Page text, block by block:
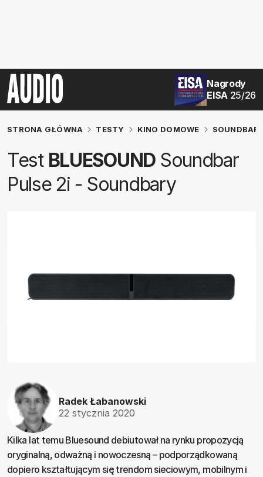
Nagrody
EISA 25/26
STRONA GŁÓWNA TESTY KINO DOMOWE
Test BLUESOUND Soundbar
Pulse 2i - Soundbary
Radek Łabanowski
22 stycznia 2020
Kilka lat temu Bluesound debiutował na rynku propozycją
oryginalną, odważną i nowoczesną – podporządkowaną
dopiero kształtującym się trendom sieciowym, mobilnym i